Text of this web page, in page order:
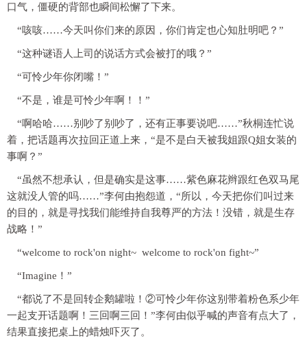
口气，僵硬的背部也瞬间松懈了下来。
“咳咳……今天叫你们来的原因，你们肯定也心知肚明吧？”
“这种谜语人上司的说话方式会被打的哦？”
“可怜少年你闭嘴！”
“不是，谁是可怜少年啊！！”
“啊哈哈……别吵了别吵了，还有正事要说吧……”秋桐连忙说
着，把话题再次拉回正道上来，“是不是白天被我姐跟Q姐女装的
事啊？”
“虽然不想承认，但是确实是这事……紫色麻花辫跟红色双马尾
这就没人管的吗……”李何由抱怨道，“所以，今天把你们叫过来
的目的，就是寻找我们能维持自我尊严的方法！没错，就是生存
战略！”
“welcome to rock'on night~ welcome to rock'on fight~”
“Imagine！”
“都说了不是回转企鹅罐啦！②可怜少年你这别带着粉色系少年
一起支开话题啊！三回啊三回！”李何由似乎喊的声音有点大了，
结果直接把桌上的蜡烛吓灭了。